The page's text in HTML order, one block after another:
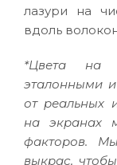
лазури на
вдоль
*Цвета на
эталонными и
от реальных
на экранах
факторов.
выкрас,